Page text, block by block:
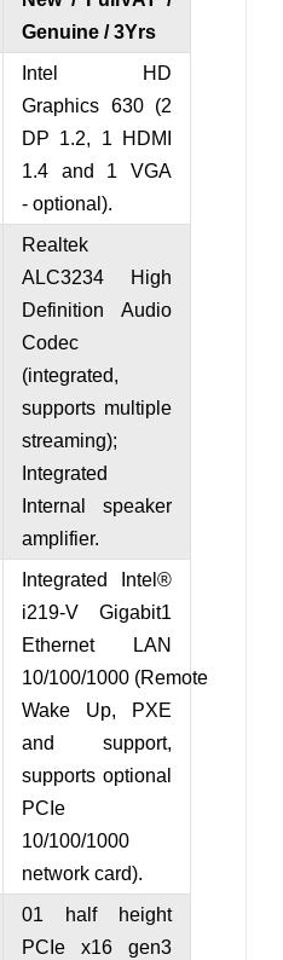
Genuine / 3Yrs
Intel HD
Graphics 630 (2
DP 1.2, 1 HDMI
1.4 and 1 VGA
- optional ).
Realtek
ALC3234 High
Definition Audio
Codec
(integrated,
supports multiple
streaming);
Integrated
Internal speaker
amplifier.
Integrated Intel®
i219-V Gigabit1
Ethernet LAN
10/100/1000 (Remote
Wake Up, PXE
and support,
supports optional
PCIe
10/100/1000
network card).
01 half height
PCIe x16 gen3